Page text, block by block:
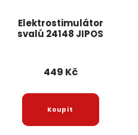
Elektrostimulátor
svalů 24148 JIPOS
449 Kč